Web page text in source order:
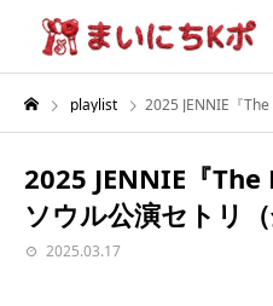
playlist 2025 JENNIE『The
2025 JENNIE『The
ソウル公演セトリ（
2025.03.17